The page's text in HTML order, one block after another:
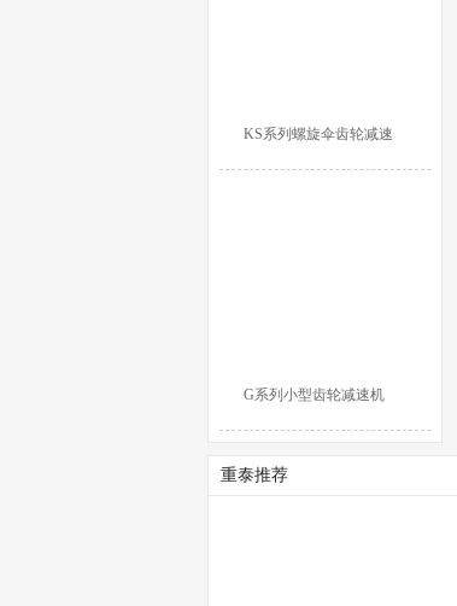
KS系列螺旋伞齿轮减速
G系列小型齿轮减速机
重泰推荐